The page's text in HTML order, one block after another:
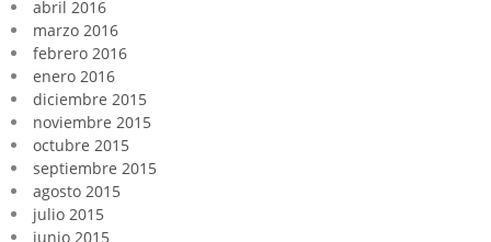
abril 2016
marzo 2016
febrero 2016
enero 2016
diciembre 2015
noviembre 2015
octubre 2015
septiembre 2015
agosto 2015
julio 2015
junio 2015